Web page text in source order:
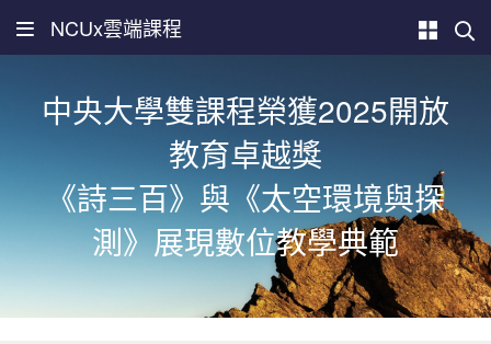
NCUx雲端課程
中央大學雙課程榮獲2025開放
教育卓越獎
《詩三百》與《太空環境與探
測》展現數位教學典範